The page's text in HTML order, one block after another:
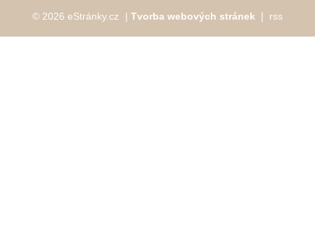
© 2026 eStránky.cz | Tvorba webových stránek rss